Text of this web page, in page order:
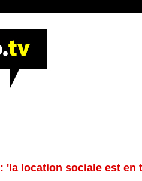
'la location sociale est en